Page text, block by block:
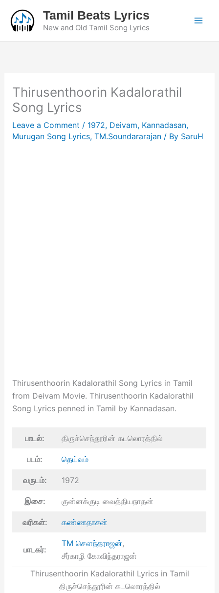
content
Tamil Beats Lyrics
New and Old Tamil Song Lyrics
Thirusenthoorin Kadalorathil
Song Lyrics
Leave a Comment / 1972, Deivam, Kannadasan,
Murugan Song Lyrics, TM.Soundararajan/ By SaruH
Thirusenthoorin Kadalorathil Song Lyrics in Tamil
from Deivam Movie. Thirusenthoorin Kadalorathil
Song Lyrics penned in Tamil by Kannadasan.
பாடல்: திருச்செந்தூரின் கடலொரத்தில்
படம்: தெய்வம்
வருடம்: 1972
இசை: குன்னக்குடி வைத்தியநாதன்
வரிகள்: கண்ணதாசன்
பாடகர்:
TM சௌந்தராஜன்,
சீர்காழி கோவிந்தராஜன்
Thirusenthoorin Kadalorathil Lyrics in Tamil
திருச்செந்தூரின் கடலொரத்தில்